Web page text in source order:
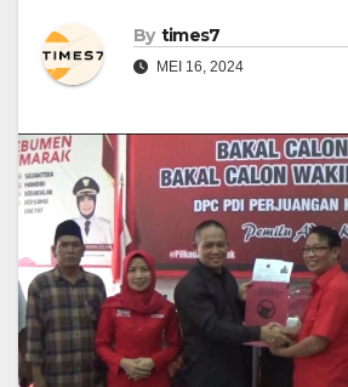
By times7
MEI 16, 2024